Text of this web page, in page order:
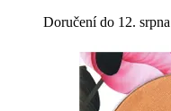
Doručení do 12. srpna